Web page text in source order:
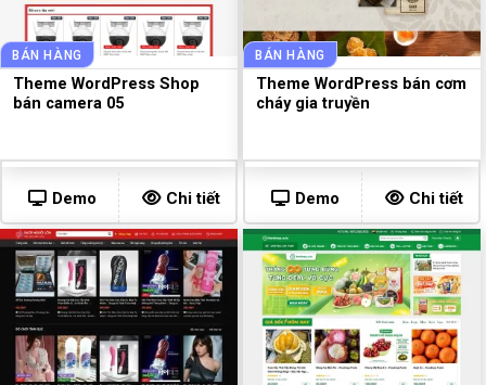
BÁN HÀNG
Theme WordPress Shop
bán camera 05
Demo Chi tiết
BÁN HÀNG
Theme WordPress bán cơm
cháy gia truyền
Demo Chi tiết